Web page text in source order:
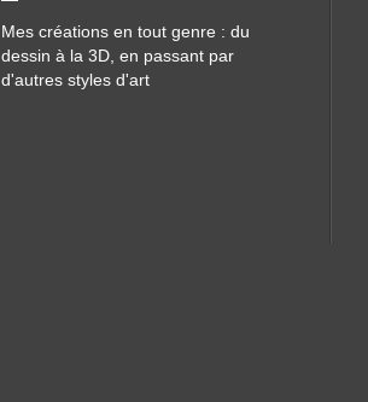
Mes créations en tout genre : du
dessin à la 3D, en passant par
d'autres styles d'art